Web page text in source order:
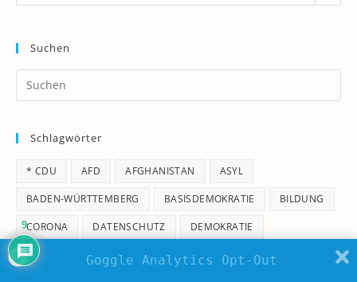
Suchen
Schlagwörter
* CDU AFD AFGHANISTAN ASYL
BADEN-WÜRTTEMBERG BASISDEMOKRATIE BILDUNG
CORONA DATENSCHUTZ DEMOKRATIE
ETTLINGEN FACEBOOK FDP FLUCHT
Goggle Analytics Opt-Out
9